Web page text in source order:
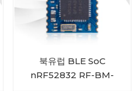
북유럽 BLE SoC
nRF52832 RF-BM-